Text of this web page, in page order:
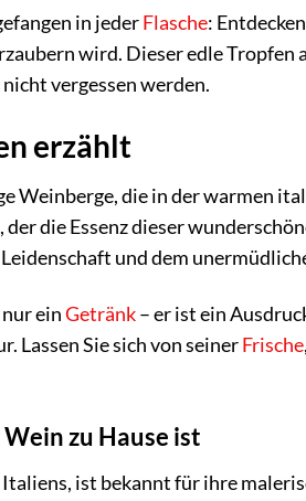
in jederFlasche:
wird. Dieser edle
vergessen werden.
erzählt
Weinberge, die in der warmen
die Essenz dieser
und dem
einGetränk– er ist ein
Lassen Sie sich von seinerFrische
zu Hause ist
ist bekannt für ihre